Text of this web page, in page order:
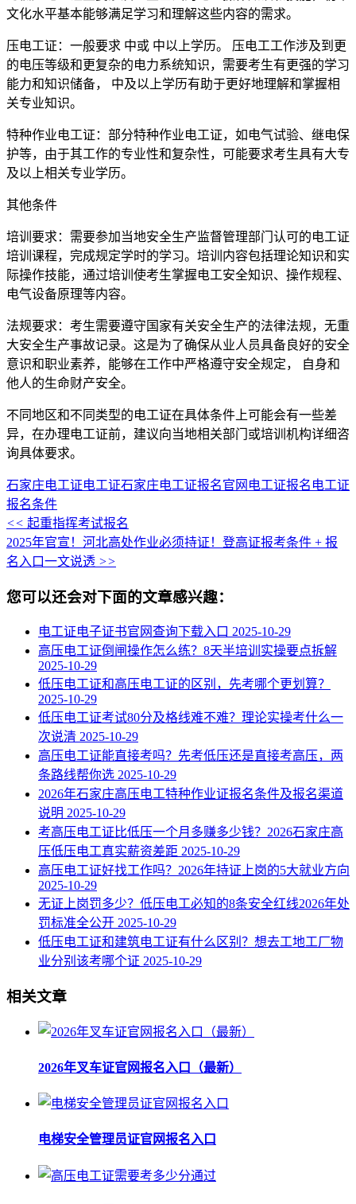
文化水平基本能够满足学习和理解这些内容的需求。
压电工证：一般要求 中或 中以上学历。 压电工工作涉及到更
的电压等级和更复杂的电力系统知识，需要考生有更强的学习
能力和知识储备， 中及以上学历有助于更好地理解和掌握相
关专业知识。
特种作业电工证：部分特种作业电工证，如电气试验、继电保
护等，由于其工作的专业性和复杂性，可能要求考生具有大专
及以上相关专业学历。
其他条件
培训要求：需要参加当地安全生产监督管理部门认可的电工证
培训课程，完成规定学时的学习。培训内容包括理论知识和实
际操作技能，通过培训使考生掌握电工安全知识、操作规程、
电气设备原理等内容。
法规要求：考生需要遵守国家有关安全生产的法律法规，无重
大安全生产事故记录。这是为了确保从业人员具备良好的安全
意识和职业素养，能够在工作中严格遵守安全规定， 自身和
他人的生命财产安全。
不同地区和不同类型的电工证在具体条件上可能会有一些差
异，在办理电工证前，建议向当地相关部门或培训机构详细咨
询具体要求。
石家庄电工证电工证石家庄电工证报名官网 电工证报名 电工证
报名条件
<< 起重指挥考试报名
2025年官宣！河北高处作业必须持证！登高证报考条件 + 报
名入口一文说透 >>
您可以还会对下面的文章感兴趣：
电工证电子证书官网查询下载入口 2025-10-29
高压电工证倒闸操作怎么练？8天半培训实操要点拆解
2025-10-29
低压电工证和高压电工证的区别，先考哪个更划算？
2025-10-29
低压电工证考试80分及格线难不难？理论实操考什么一
次说清 2025-10-29
高压电工证能直接考吗？先考低压还是直接考高压，两
条路线帮你选 2025-10-29
2026年石家庄高压电工特种作业证报名条件及报名渠道
说明 2025-10-29
考高压电工证比低压一个月多赚多少钱？2026石家庄高
压低压电工真实薪资差距 2025-10-29
高压电工证好找工作吗？2026年持证上岗的5大就业方向
2025-10-29
无证上岗罚多少？低压电工必知的8条安全红线2026年处
罚标准全公开 2025-10-29
低压电工证和建筑电工证有什么区别？想去工地工厂物
业分别该考哪个证 2025-10-29
相关文章
2026年叉车证官网报名入口（最新）
电梯安全管理员证官网报名入口